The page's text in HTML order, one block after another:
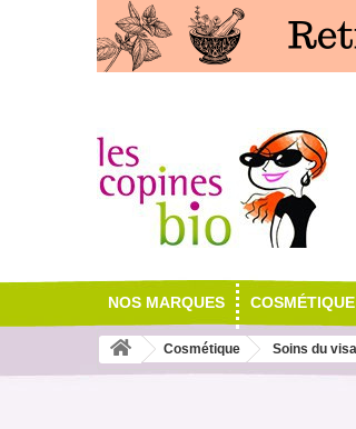
NOS MARQUES COSMÉTIQUE
Cosmétique Soins du